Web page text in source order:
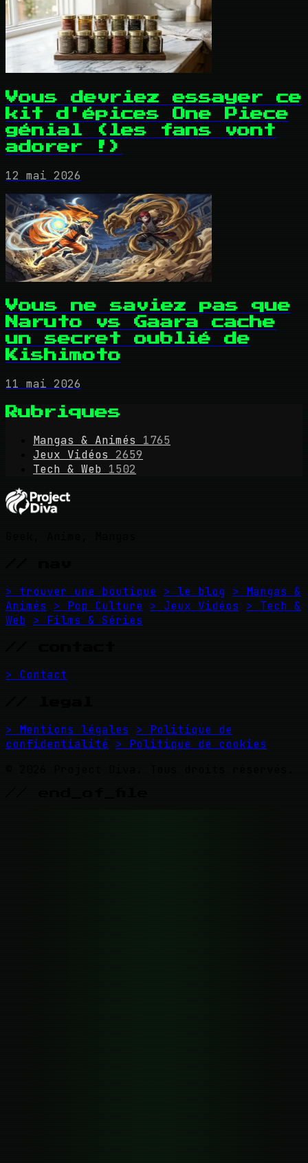
Vous devriez essayer ce
kit d'épices One Piece
génial (les fans vont
adorer !)
12 mai 2026
Vous ne saviez pas que
Naruto vs Gaara cache
un secret oublié de
Kishimoto
11 mai 2026
Rubriques
Mangas & Animés
1765
Jeux Vidéos
2659
Tech & Web 1502
> trouver une boutique > le blog > Mangas &
Animés
> Pop Culture > Jeux Vidéos
> Tech &
Web > Films & Séries
> Contact
> Mentions légales
> Politique de
confidentialité > Politique de cookies